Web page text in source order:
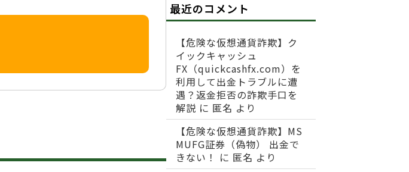
最近のコメント
【危険な仮想通貨詐欺】ク
イックキャッシュ
FX（quickcashfx.com）を
利用して出金トラブルに遭
遇？返金拒否の詐欺手口を
解説 に 匿名 より
【危険な仮想通貨詐欺】MS
MUFG証券（偽物） 出金で
きない！
に 匿名 より